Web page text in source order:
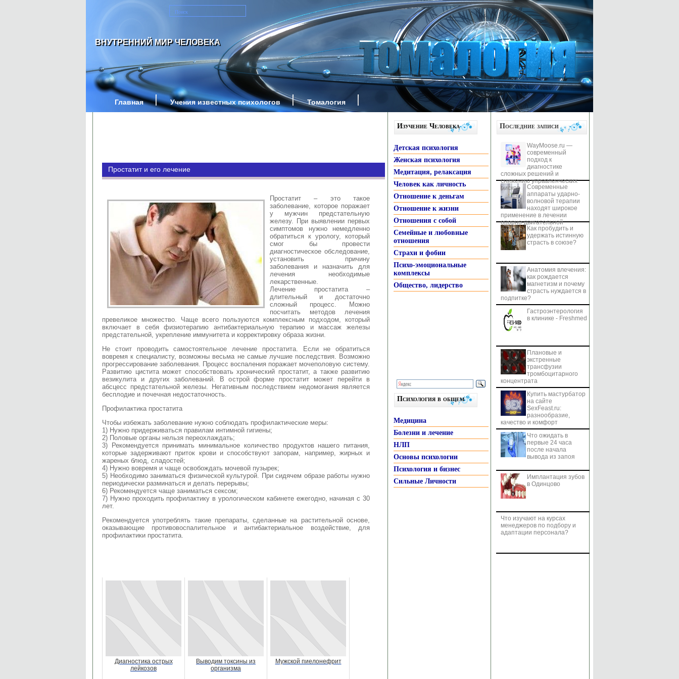
ВНУТРЕННИЙ МИР ЧЕЛОВЕКА
Главная Учения известных психологов Томалогия
Простатит и его лечение
Простатит – это такое
заболевание, которое поражает
у мужчин предстательную
железу. При выявлении первых
симптомов нужнонемедленно
обратиться к урологу, который
смог бы провести
диагностическое обследование,
установить причину
заболевания и назначить для
лечения необходимые
лекарственные.
Лечение простатита –
длительный и достаточно
сложный процесс. Можно
посчитать методов лечения
превеликое множество. Чаще всего пользуются комплексным подходом, который
включает в себя физиотерапию антибактериальную терапию и массаж железы
предстательной, укрепление иммунитета и корректировку образа жизни.
Не стоит проводить самостоятельное лечение простатита. Если не обратиться
вовремя к специалисту, возможны весьма не самые лучшие последствия. Возможно
прогрессирование заболевания. Процесс воспаления поражает мочеполовую систему.
Развитию цистита может способствовать хронический простатит, а также развитию
везикулита и других заболеваний. В острой форме простатит может перейти в
абсцесс предстательной железы. Негативным последствием недомогания является
бесплодие и почечная недостаточность.
Профилактика простатита
Чтобы избежать заболевание нужно соблюдать профилактические меры:
1) Нужно придерживаться правилам интимной гигиены;
2) Половые органы нельзя переохлаждать;
3) Рекомендуется принимать минимальное количество продуктов нашего питания,
которые задерживают приток крови и способствуют запорам, например, жирных и
жареных блюд, сладостей;
4) Нужно вовремя и чаще освобождать мочевой пузырек;
5) Необходимо заниматься физической культурой. При сидячем образе работы нужно
периодически разминаться и делать перерывы;
6) Рекомендуется чаще заниматься сексом;
7) Нужно проходить профилактику в урологическом кабинете ежегодно, начиная с 30
лет.
Рекомендуется употреблять такие препараты, сделанные на растительной основе,
оказывающие противовоспалительное и антибактериальное воздействие, для
профилактики простатита.
Диагностика острых
лейкозов
Выводим токсины из
организма
Мужской пиелонефрит
Изучение Человека
Детская психология
Женская психология
Медитация, релаксация
Человек как личность
Отношение к деньгам
Отношение к жизни
Отношения с собой
Семейные и любовные
отношения
Страхи и фобии
Психо-эмоциональные
комплексы
Общество, лидерство
Психология в общем
Медицина
Болезни и лечение
НЛП
Основы психологии
Психология и бизнес
Сильные Личности
Последние записи
WayMoose.ru —
современный
подход к
диагностике
сложных решений и
снижению управленческих
рисков
Современные
аппараты ударно-
волновой терапии
находят широкое
применение в лечении
опорно-двигательной
системы Как пробудить и
удержать истинную
страсть в союзе?
Анатомия влечения:
как рождается
магнетизм и почему
страсть нуждается в
подпитке?
Гастроэнтерология
в клинике - Freshmed
Плановые и
экстренные
трансфузии
тромбоцитарного
концентрата
Купить мастурбатор
на сайте
SexFeast.ru:
разнообразие,
качество и комфорт
Что ожидать в
первые 24 часа
после начала
вывода из запоя
Имплантация зубов
в Одинцово
Что изучают на курсах
менеджеров по подбору и
адаптации персонала?